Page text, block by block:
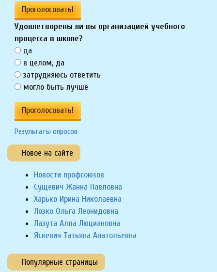
Проголосовать!
Удовлетворены ли вы организацией учебного
процесса в школе?
да
в целом, да
затрудняюсь ответить
могло быть лучше
Проголосовать!
Результаты опросов
Новое на сайте
Новости профсоюзов
Сущевич Жанна Павловна
Харько Ирина Николаевна
Лозко Ольга Леонидовна
Лазута Алла Люциановна
Яскевич Татьяна Анатольевна
Популярные страницы